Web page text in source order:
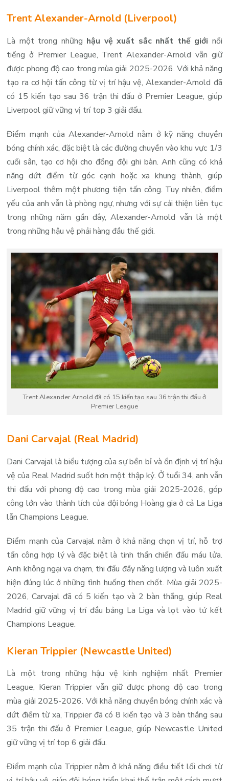
Trent Alexander-Arnold (Liverpool)
Là một trong những hậu vệ xuất sắc nhất thế giới nổi
tiếng ở Premier League, Trent Alexander-Arnold vẫn giữ
được phong độ cao trong mùa giải 2025-2026. Với khả năng
tạo ra cơ hội tấn công từ vị trí hậu vệ, Alexander-Arnold đã
có 15 kiến tạo sau 36 trận thi đấu ở Premier League, giúp
Liverpool giữ vững vị trí top 3 giải đấu.
Điểm mạnh của Alexander-Arnold nằm ở kỹ năng chuyền
bóng chính xác, đặc biệt là các đường chuyền vào khu vực 1/3
cuối sân, tạo cơ hội cho đồng đội ghi bàn. Anh cũng có khả
năng dứt điểm từ góc cạnh hoặc xa khung thành, giúp
Liverpool thêm một phương tiện tấn công. Tuy nhiên, điểm
yếu của anh vẫn là phòng ngự, nhưng với sự cải thiện liên tục
trong những năm gần đây, Alexander-Arnold vẫn là một
trong những hậu vệ phải hàng đầu thế giới.
Trent Alexander Arnold đã có 15 kiến tạo sau 36 trận thi đấu ở
Premier League
Dani Carvajal (Real Madrid)
Dani Carvajal là biểu tượng của sự bền bỉ và ổn định vị trí hậu
vệ của Real Madrid suốt hơn một thập kỷ. Ở tuổi 34, anh vẫn
thi đấu với phong độ cao trong mùa giải 2025-2026, góp
công lớn vào thành tích của đội bóng Hoàng gia ở cả La Liga
lẫn Champions League.
Điểm mạnh của Carvajal nằm ở khả năng chọn vị trí, hỗ trợ
tấn công hợp lý và đặc biệt là tinh thần chiến đấu máu lửa.
Anh không ngại va chạm, thi đấu đầy năng lượng và luôn xuất
hiện đúng lúc ở những tình huống then chốt. Mùa giải 2025-
2026, Carvajal đã có 5 kiến tạo và 2 bàn thắng, giúp Real
Madrid giữ vững vị trí đầu bảng La Liga và lọt vào tứ kết
Champions League.
Kieran Trippier (Newcastle United)
Là một trong những hậu vệ kinh nghiệm nhất Premier
League, Kieran Trippier vẫn giữ được phong độ cao trong
mùa giải 2025-2026. Với khả năng chuyền bóng chính xác và
dứt điểm từ xa, Trippier đã có 8 kiến tạo và 3 bàn thắng sau
35 trận thi đấu ở Premier League, giúp Newcastle United
giữ vững vị trí top 6 giải đấu.
Điểm mạnh của Trippier nằm ở khả năng điều tiết lối chơi từ